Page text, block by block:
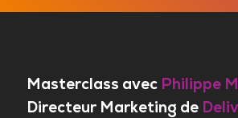
Masterclass avec Philippe
Directeur Marketing de